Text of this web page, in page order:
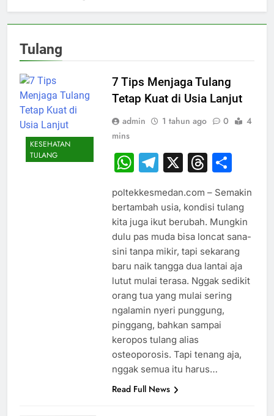
Tulang
KESEHATAN
TULANG
7 Tips Menjaga Tulang
Tetap Kuat di Usia Lanjut
admin 1 tahun ago 0
4
mins
WhatsApp
Telegram
X
poltekkesmedan.com – Semakin
bertambah usia, kondisi tulang
kita juga ikut berubah. Mungkin
dulu pas muda bisa loncat sana-
sini tanpa mikir, tapi sekarang
baru naik tangga dua lantai aja
lutut mulai terasa. Nggak sedikit
orang tua yang mulai sering
ngalamin nyeri punggung,
pinggang, bahkan sampai
keropos tulang alias
osteoporosis. Tapi tenang aja,
nggak semua itu harus…
Read Full News